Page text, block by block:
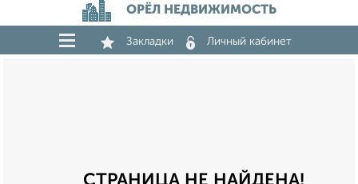
ОРЁЛ НЕДВИЖИМОСТЬ
Закладки Личный кабинет